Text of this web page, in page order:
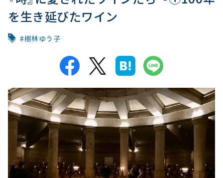
を生き延びたワイン
樹林ゆう子